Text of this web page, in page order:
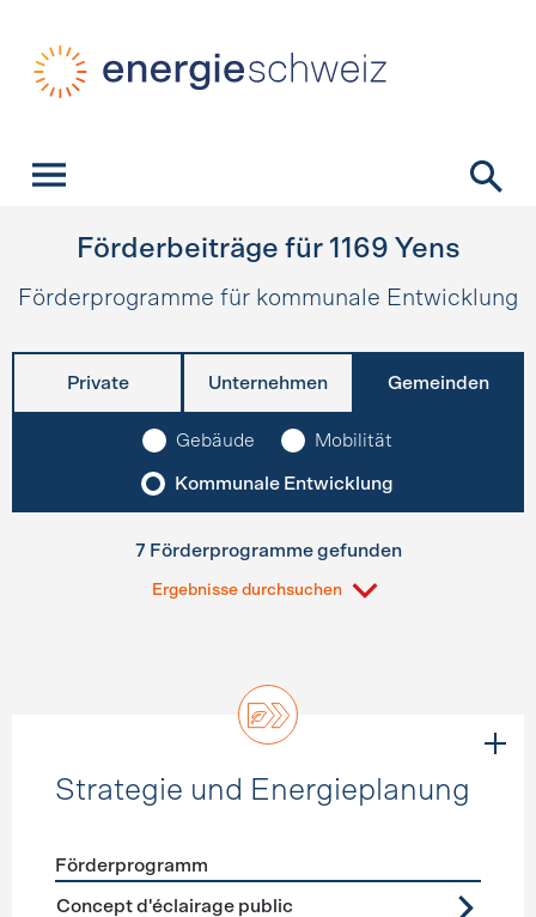
Förderbeiträge für 1169 Yens
Förderprogramme für kommunale Entwicklung
Private Unternehmen Gemeinden
Gebäude Mobilität
Kommunale Entwicklung
7 Förderprogramme gefunden
Ergebnisse durchsuchen
Strategie und Energieplanung
Förderprogramme Strategie und Energieplanung
Förderprogramm
Concept d'éclairage public